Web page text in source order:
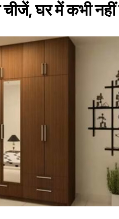
घर में कभी नहीं